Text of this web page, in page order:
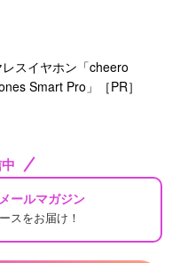
スイヤホン「cheero
Smart Pro」［PR］
ールマガジン
スをお届け！